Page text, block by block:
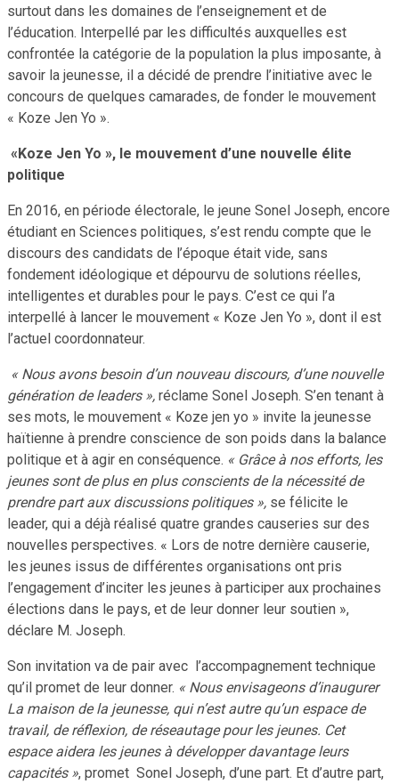
surtout dans les domaines de l’enseignement et de
l’éducation. Interpellé par les difficultés auxquelles est
confrontée la catégorie de la population la plus imposante, à
savoir la jeunesse, il a décidé de prendre l’initiative avec le
concours de quelques camarades, de fonder le mouvement
« Koze Jen Yo ».
«Koze Jen Yo », le mouvement d’une nouvelle élite
politique
En 2016, en période électorale, le jeune Sonel Joseph, encore
étudiant en Sciences politiques, s’est rendu compte que le
discours des candidats de l’époque était vide, sans
fondement idéologique et dépourvu de solutions réelles,
intelligentes et durables pour le pays. C’est ce qui l’a
interpellé à lancer le mouvement « Koze Jen Yo », dont il est
l’actuel coordonnateur.
« Nous avons besoin d’un nouveau discours, d’une nouvelle
génération de leaders », réclame Sonel Joseph. S’en tenant à
ses mots, le mouvement « Koze jen yo » invite la jeunesse
haïtienne à prendre conscience de son poids dans la balance
politique et à agir en conséquence. « Grâce à nos efforts, les
jeunes sont de plus en plus conscients de la nécessité de
prendre part aux discussions politiques », se félicite le
leader, qui a déjà réalisé quatre grandes causeries sur des
nouvelles perspectives. « Lors de notre dernière causerie,
les jeunes issus de différentes organisations ont pris
l’engagement d’inciter les jeunes à participer aux prochaines
élections dans le pays, et de leur donner leur soutien »,
déclare M. Joseph.
Son invitation va de pair avec l’accompagnement technique
qu’il promet de leur donner. « Nous envisageons d’inaugurer
La maison de la jeunesse, qui n’est autre qu’un espace de
travail, de réflexion, de réseautage pour les jeunes. Cet
espace aidera les jeunes à développer davantage leurs
capacités », promet Sonel Joseph, d’une part. Et d’autre part,